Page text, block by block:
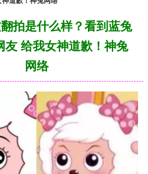
拍是什么样？看到蓝兔
友 给我女神道歉！神兔
网络